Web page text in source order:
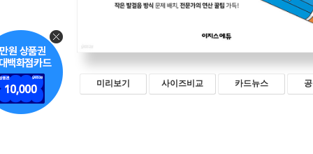
미리보기 사이즈비교 카드뉴스